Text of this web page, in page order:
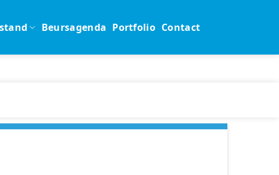
Beursagenda Portfolio Contact